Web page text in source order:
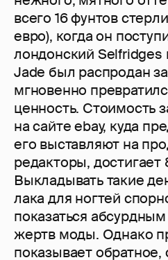
всего 16 фунтов
евро), когда он
лондонский Selfridges
Jade был распродан
мгновенно
ценность. Стоимость
на сайте ebay, куда
его выставляют на
редакторы, достигает
Выкладывать такие
лака для ногтей
показаться
жертв моды. Однако
показывает обратное,